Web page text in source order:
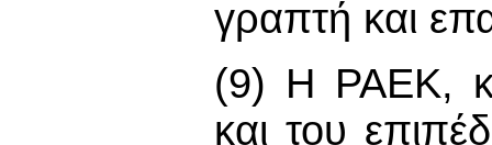
γραπτή και
(9) Η ΡΑΕΚ,
και του